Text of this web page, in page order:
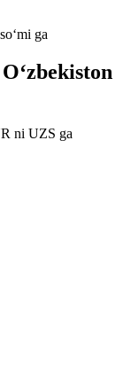
ga
ni UZS ga